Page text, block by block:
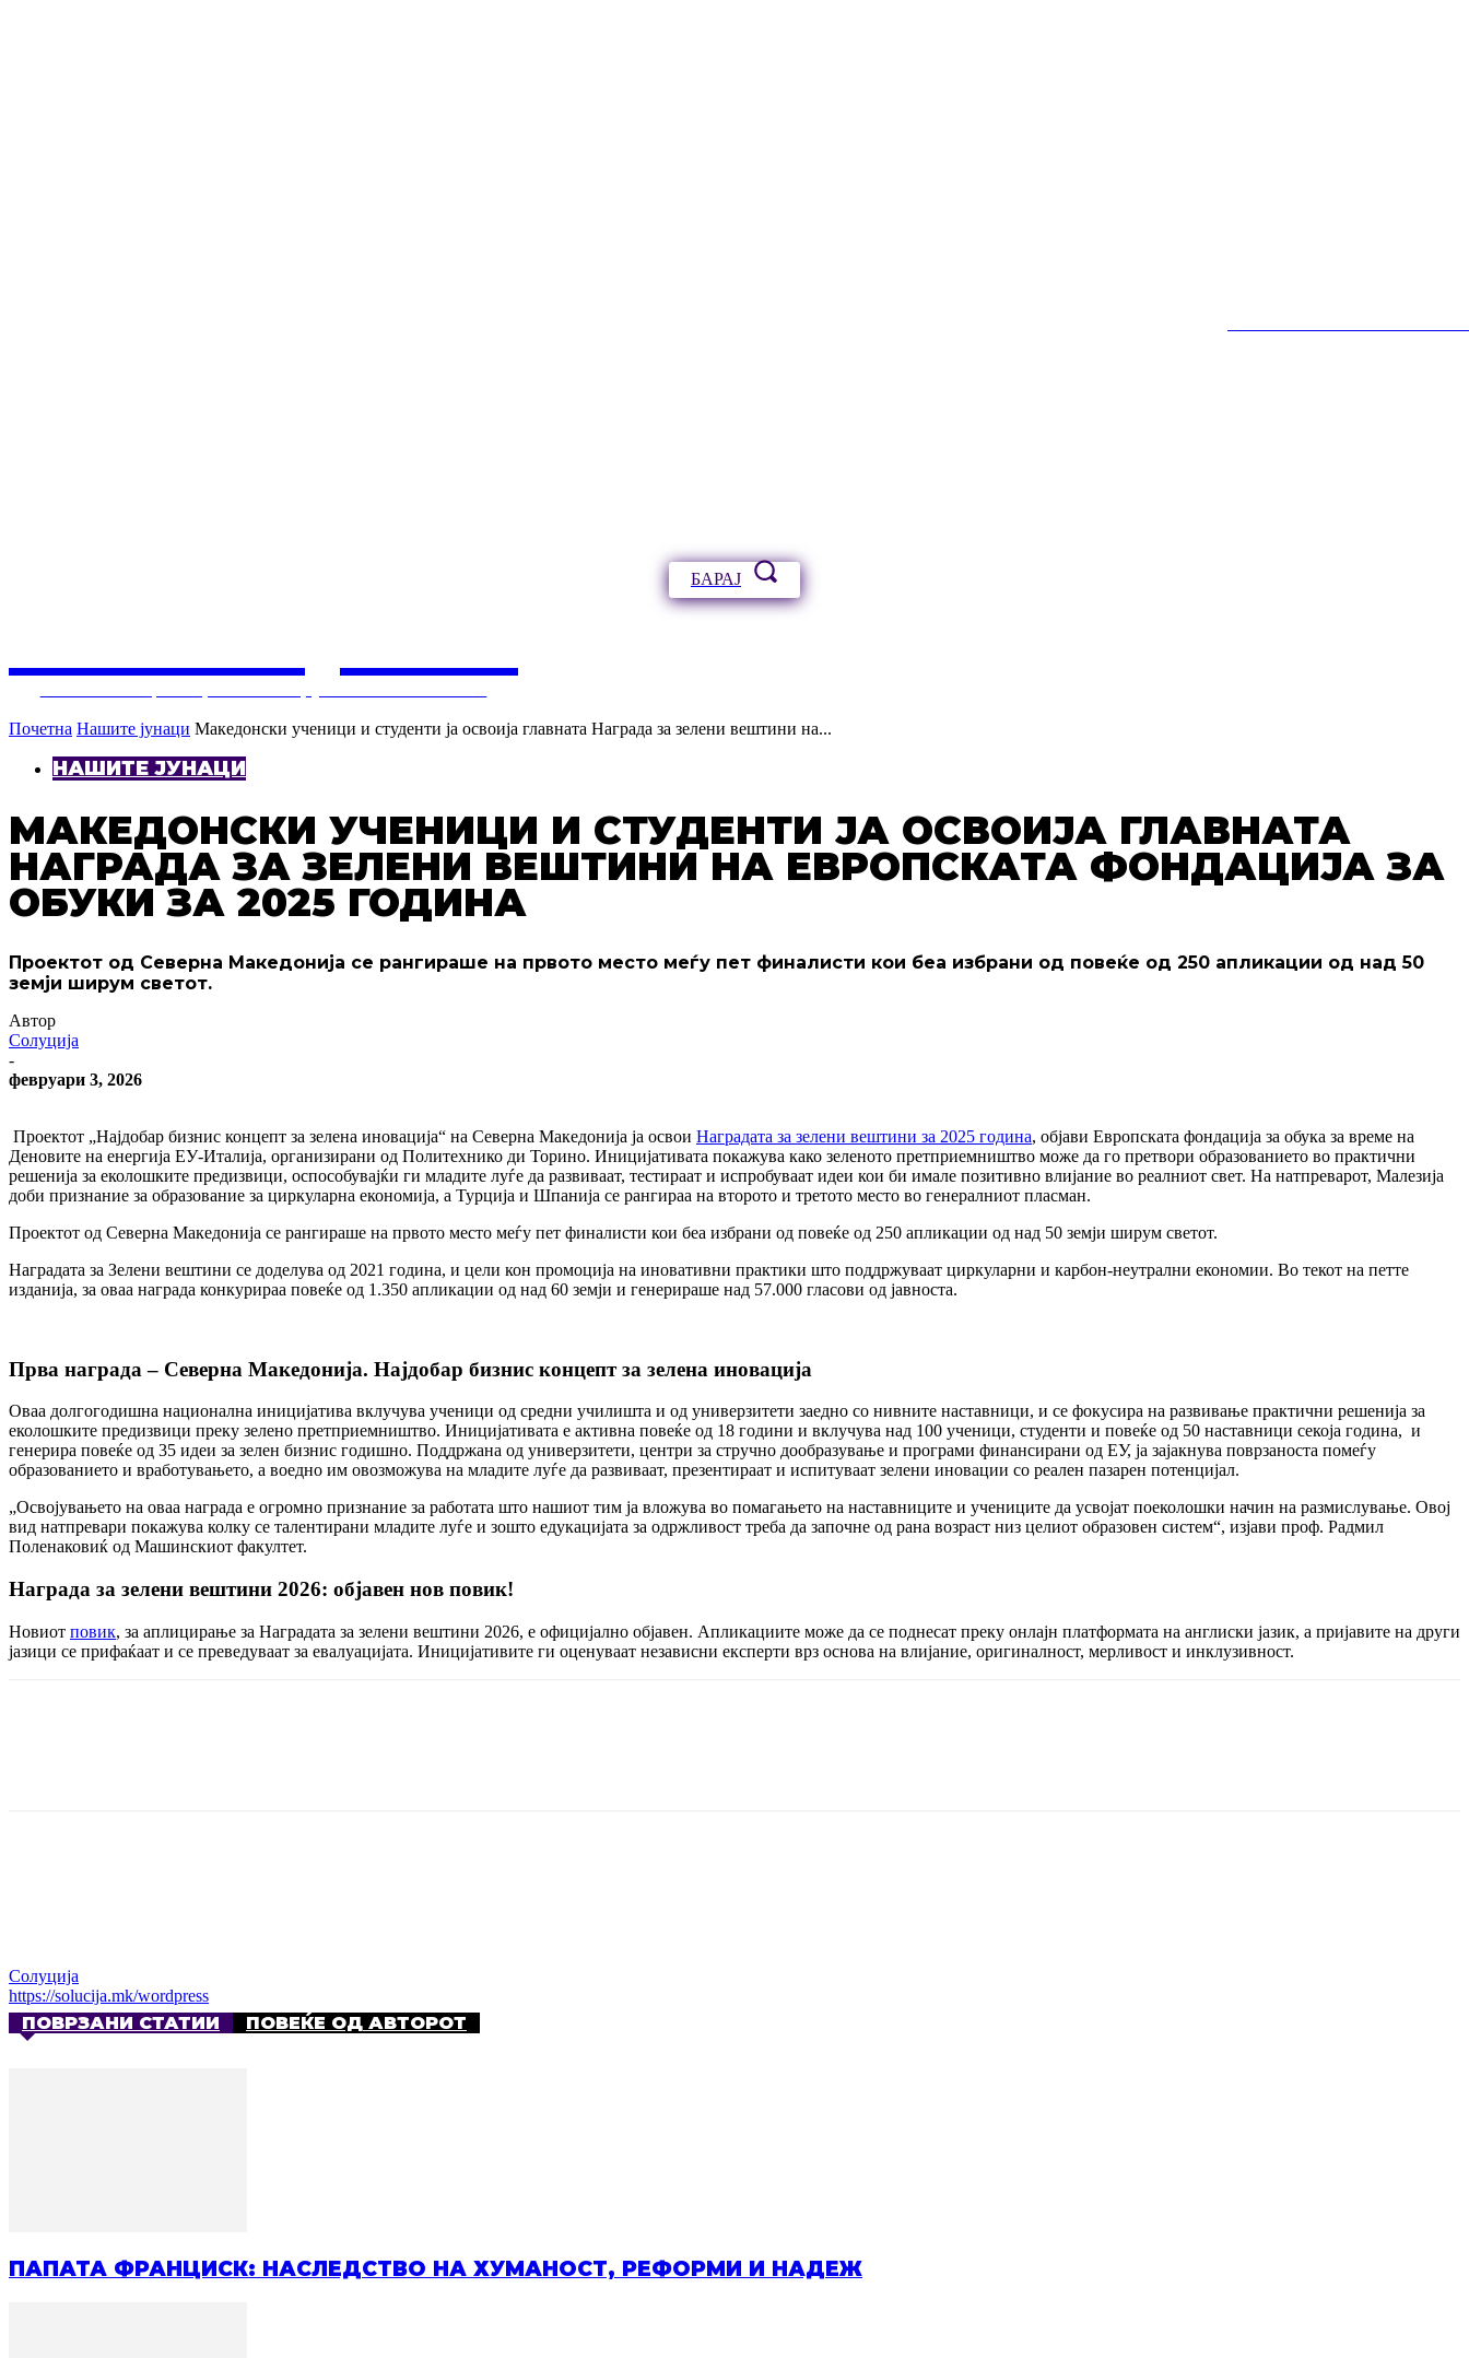
БАРАЈ
Почетна Нашите јунаци Македонски ученици и студенти ја освоија главната Награда за зелени вештини на...
НАШИТЕ ЈУНАЦИ
МАКЕДОНСКИ УЧЕНИЦИ И СТУДЕНТИ ЈА ОСВОИЈА ГЛАВНАТА
НАГРАДА ЗА ЗЕЛЕНИ ВЕШТИНИ НА ЕВРОПСКАТА ФОНДАЦИЈА ЗА
ОБУКИ ЗА 2025 ГОДИНА
Проектот од Северна Македонија се рангираше на првото место меѓу пет финалисти кои беа избрани од повеќе од 250 апликации од над 50
земји ширум светот.
Автор
Солуција
-
февруари 3, 2026
Проектот „Најдобар бизнис концепт за зелена иновација“ на Северна Македонија ја освои Наградата за зелени вештини за 2025 година, објави Европската фондација за обука за време на
Деновите на енергија ЕУ-Италија, организирани од Политехнико ди Торино. Иницијативата покажува како зеленото претприемништво може да го претвори образованието во практични
решенија за еколошките предизвици, оспособувајќи ги младите луѓе да развиваат, тестираат и испробуваат идеи кои би имале позитивно влијание во реалниот свет. На натпреварот, Малезија
доби признание за образование за циркуларна економија, а Турција и Шпанија се рангираа на второто и третото место во генералниот пласман.
Проектот од Северна Македонија се рангираше на првото место меѓу пет финалисти кои беа избрани од повеќе од 250 апликации од над 50 земји ширум светот.
Наградата за Зелени вештини се доделува од 2021 година, и цели кон промоција на иновативни практики што поддржуваат циркуларни и карбон-неутрални економии. Во текот на петте
изданија, за оваа награда конкурираа повеќе од 1.350 апликации од над 60 земји и генерираше над 57.000 гласови од јавноста.
Прва награда – Северна Македонија. Најдобар бизнис концепт за зелена иновација
Оваа долгогодишна национална иницијатива вклучува ученици од средни училишта и од универзитети заедно со нивните наставници, и се фокусира на развивање практични решенија за
еколошките предизвици преку зелено претприемништво. Иницијативата е активна повеќе од 18 години и вклучува над 100 ученици, студенти и повеќе од 50 наставници секоја година, и
генерира повеќе од 35 идеи за зелен бизнис годишно. Поддржана од универзитети, центри за стручно дообразување и програми финансирани од ЕУ, ја зајакнува поврзаноста помеѓу
образованието и вработувањето, а воедно им овозможува на младите луѓе да развиваат, презентираат и испитуваат зелени иновации со реален пазарен потенцијал.
„Освојувањето на оваа награда е огромно признание за работата што нашиот тим ја вложува во помагањето на наставниците и учениците да усвојат поеколошки начин на размислување. Овој
вид натпревари покажува колку се талентирани младите луѓе и зошто едукацијата за одржливост треба да започне од рана возраст низ целиот образовен систем“, изјави проф. Радмил
Поленаковиќ од Машинскиот факултет.
Награда за зелени вештини 2026: објавен нов повик!
Новиот повик, за аплицирање за Наградата за зелени вештини 2026, е официјално објавен. Апликациите може да се поднесат преку онлајн платформата на англиски јазик, а пријавите на други
јазици се прифаќаат и се преведуваат за евалуацијата. Иницијативите ги оценуваат независни експерти врз основа на влијание, оригиналност, мерливост и инклузивност.
Солуција
https://solucija.mk/wordpress
ПОВРЗАНИ СТАТИИ ПОВЕЌЕ ОД АВТОРОТ
ПАПАТА ФРАНЦИСК: НАСЛЕДСТВО НА ХУМАНОСТ, РЕФОРМИ И НАДЕЖ